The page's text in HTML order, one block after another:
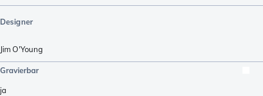
Designer
Jim O'Young
Gravierbar
ja